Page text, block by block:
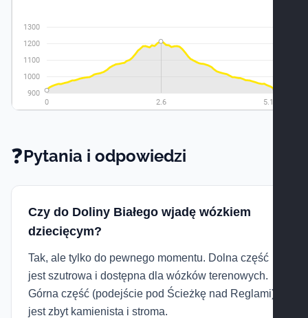
❓Pytania i odpowiedzi -
Pytania i odpowiedzi
Czy do Doliny Białego wjadę wózkiem
dziecięcym?
Tak, ale tylko do pewnego momentu. Dolna część
jest szutrowa i dostępna dla wózków terenowych.
Górna część (podejście pod Ścieżkę nad Reglami)
jest zbyt kamienista i stroma.